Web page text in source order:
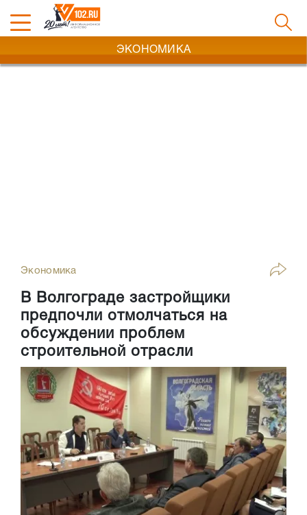
ЭКОНОМИКА
Экономика
В Волгограде застройщики
предпочли отмолчаться на
обсуждении проблем
строительной отрасли